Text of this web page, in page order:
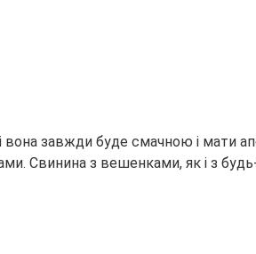
завжди буде смачною і мати
Свинина з вешенками, як і з